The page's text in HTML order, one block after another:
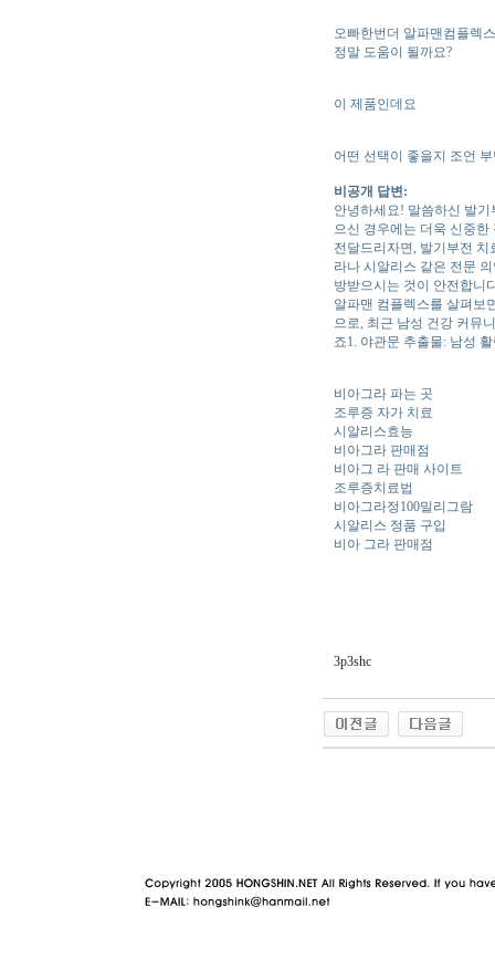
오빠한번더 알파맨컴플렉
정말 도움이 될까요?
이 제품인데요
어떤 선택이 좋을지 조언
비공개 답변:
안녕하세요! 말씀하신 발
으신 경우에는 더욱 신중
전달드리자면, 발기부전
라나 시알리스 같은 전문
방받으시는 것이 안전합니
알파맨 컴플렉스를 살펴보
으로, 최근 남성 건강 커뮤
죠1. 야관문 추출물: 남성
비아그라 파는 곳
조루증 자가 치료
시알리스효능
비아그라 판매점
비아그 라 판매 사이트
조루증치료법
비아그라정100밀리그람
시알리스 정품 구입
비아 그라 판매점
3p3shc